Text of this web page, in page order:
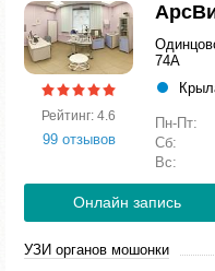
Рейтинг: 4.6
99 отзывов
74А
Пн-Пт:
Сб:
Вс:
Онлайн запись
УЗИ органов мошонки